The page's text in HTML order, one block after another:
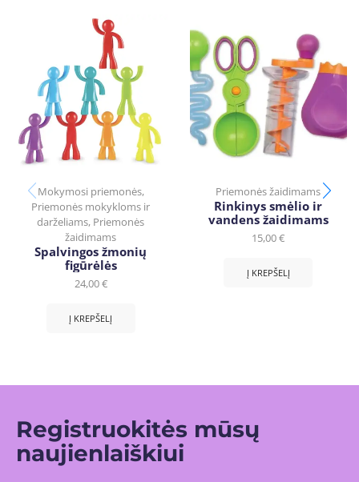
Mokymosi priemonės,
Priemonės mokykloms ir
darželiams, Priemonės
žaidimams
Spalvingos žmonių
figūrėlės
24,00€
Į KREPŠELĮ
Priemonės žaidimams
Rinkinys smėlio ir
vandens žaidimams
15,00€
Į KREPŠELĮ
Registruokitės mūsų
naujienlaiškiui